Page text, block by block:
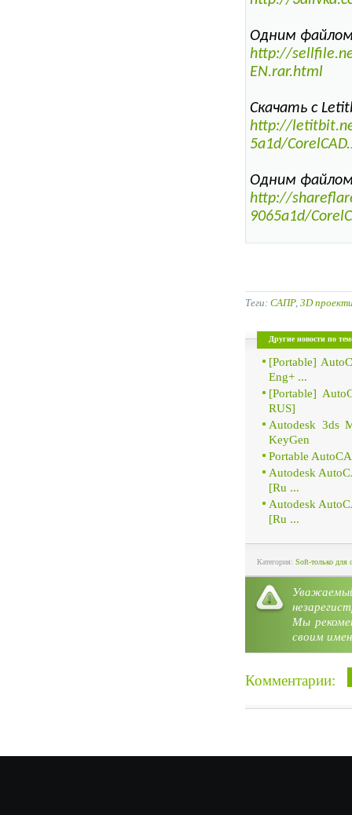
Одним
http://
EN.rar.html
Скачать с
http://
5a1d/
Одним
http://
9065a1d/
Теги: САПР, 3D
Другие новости по
[Portable]
Eng+ ...
[Portable]
RUS]
Autodesk 3ds
KeyGen
Portable
Autodesk
[Ru ...
Autodesk
[Ru ...
Категория: Soft-только для
Мы
своим
Комментарии: